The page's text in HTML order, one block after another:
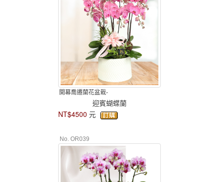
開幕喬遷蘭花盆栽-
迎賓蝴蝶蘭
NT$4500 元
No. OR039